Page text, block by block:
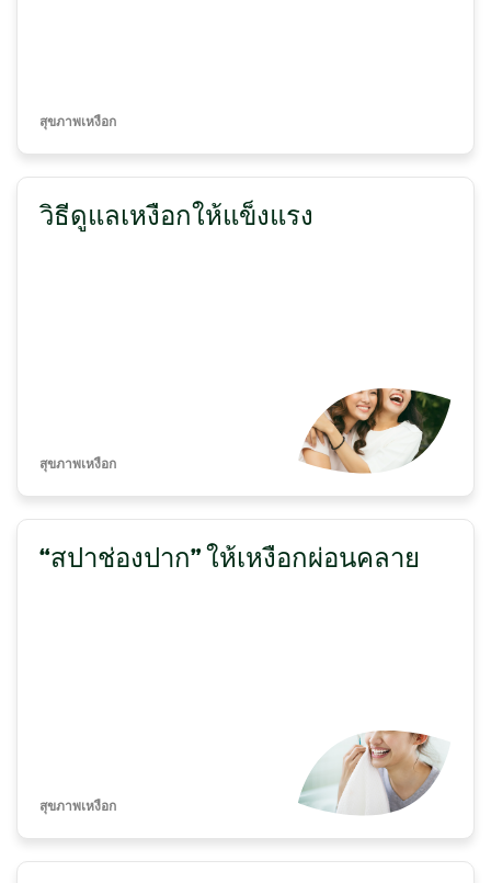
สุขภาพเหงือก
วิธีดูแลเหงือกให้แข็งแรง
สุขภาพเหงือก
“สปาช่องปาก” ให้เหงือกผ่อนคลาย
สุขภาพเหงือก